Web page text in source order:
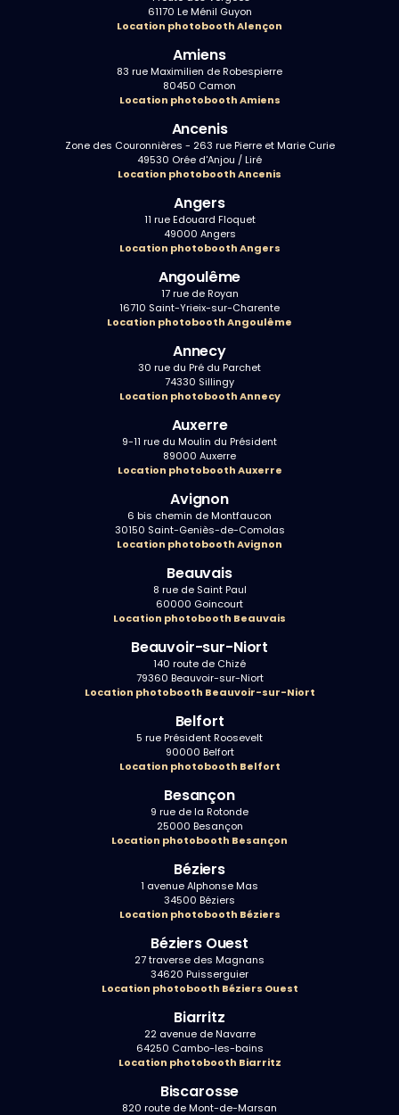
61170 Le Ménil Guyon
Location photobooth Alençon
Amiens
83 rue Maximilien de Robespierre
80450 Camon
Location photobooth Amiens
Ancenis
Zone des Couronnières - 263 rue Pierre et Marie Curie
49530 Orée d'Anjou / Liré
Location photobooth Ancenis
Angers
11 rue Edouard Floquet
49000 Angers
Location photobooth Angers
Angoulême
17 rue de Royan
16710 Saint-Yrieix-sur-Charente
Location photobooth Angoulême
Annecy
30 rue du Pré du Parchet
74330 Sillingy
Location photobooth Annecy
Auxerre
9-11 rue du Moulin du Président
89000 Auxerre
Location photobooth Auxerre
Avignon
6 bis chemin de Montfaucon
30150 Saint-Geniès-de-Comolas
Location photobooth Avignon
Beauvais
8 rue de Saint Paul
60000 Goincourt
Location photobooth Beauvais
Beauvoir-sur-Niort
140 route de Chizé
79360 Beauvoir-sur-Niort
Location photobooth Beauvoir-sur-Niort
Belfort
5 rue Président Roosevelt
90000 Belfort
Location photobooth Belfort
Besançon
9 rue de la Rotonde
25000 Besançon
Location photobooth Besançon
Béziers
1 avenue Alphonse Mas
34500 Béziers
Location photobooth Béziers
Béziers Ouest
27 traverse des Magnans
34620 Puisserguier
Location photobooth Béziers Ouest
Biarritz
22 avenue de Navarre
64250 Cambo-les-bains
Location photobooth Biarritz
Biscarosse
820 route de Mont-de-Marsan